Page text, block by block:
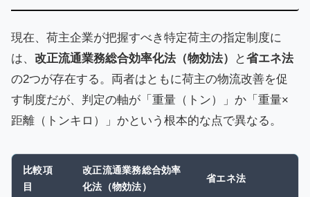
現在、荷主企業が把握すべき特定荷主の指定制度に
は、 改正流通業務総合効率化法（物効法） と省エネ法
の2つが存在する。両者はともに荷主の物流改善を促
す制度だが、判定の軸が「重量（トン）」か「重量×
距離（トンキロ）」かという根本的な点で異なる。
比較項
目
改正流通業務総合効率
化法（物効法）
省エネ法